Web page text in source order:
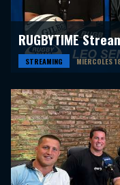
RUGBYTIME
STREAMING MIERCOLES